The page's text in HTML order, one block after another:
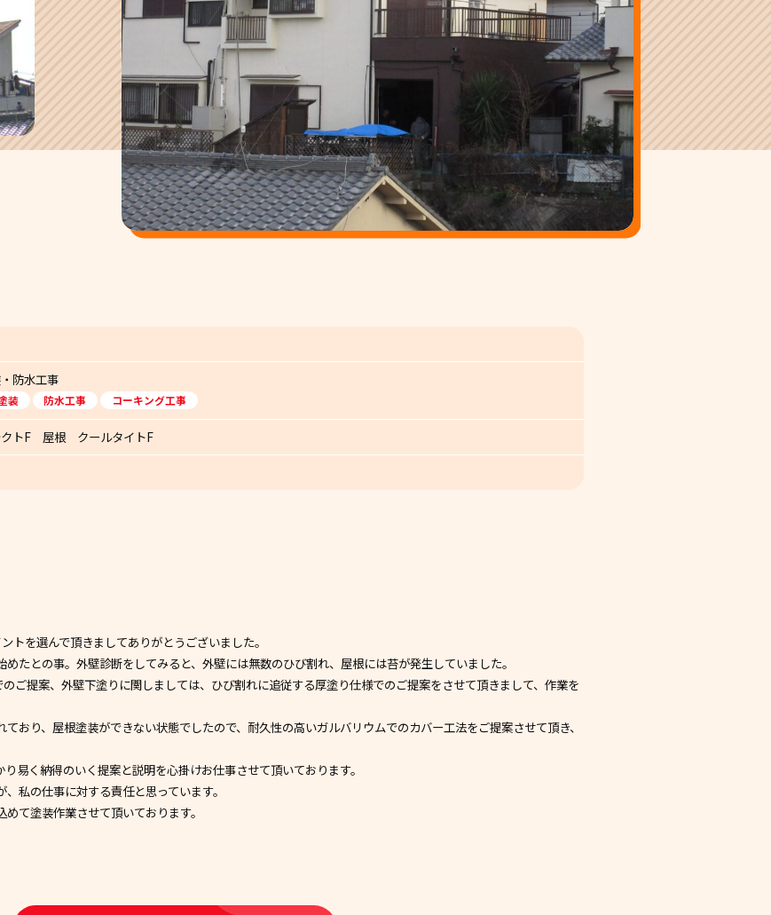
防水工事
装 防水工事 コーキング工事
トF 屋根 クールタイトF
トを選んで頂きましてありがとうございました。
たとの事。外壁診断をしてみると、外壁には無数のひび割れ、屋根には苔が発生していました。
ご提案、外壁下塗りに関しましては、ひび割れに追従する厚塗り仕様でのご提案をさせて頂きまして、作業を
おり、屋根塗装ができない状態でしたので、耐久性の高いガルバリウムでのカバー工法をご提案させて頂き、
易く納得のいく提案と説明を心掛けお仕事させて頂いております。
私の仕事に対する責任と思っています。
て塗装作業させて頂いております。